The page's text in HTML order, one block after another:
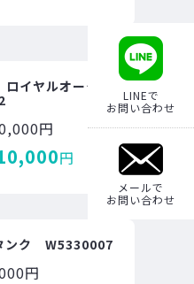
イヤルオーク
円
円
ク W5330007
円
LINEで
お問い合わせ
メールで
お問い合わせ